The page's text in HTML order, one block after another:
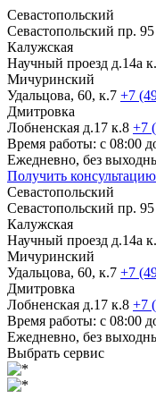
Севастопольский
Севастопольский пр.
Калужская
Научный проезд д.14а
Мичуринский
Удальцова, 60, к.7 +7
Дмитровка
Лобненская д.17 к.8 +7
Время работы: с 08:00
Ежедневно, без
Получить консультацию
Севастопольский
Севастопольский пр.
Калужская
Научный проезд д.14а
Мичуринский
Удальцова, 60, к.7 +7
Дмитровка
Лобненская д.17 к.8 +7
Время работы: с 08:00
Ежедневно, без
Выбрать сервис